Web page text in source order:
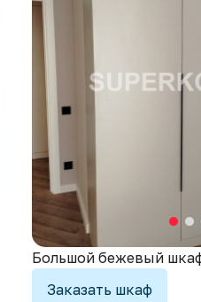
Большой бежевый
Заказать шкаф